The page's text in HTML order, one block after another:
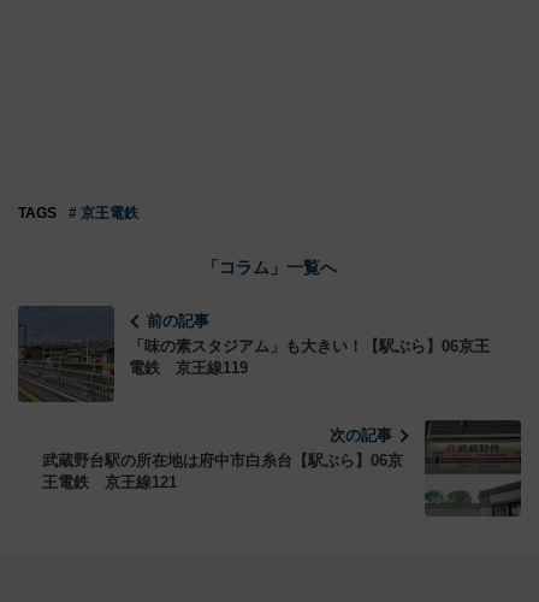
TAGS # 京王電鉄
「コラム」一覧へ
前の記事
「味の素スタジアム」も大きい！【駅ぶら】06京王
電鉄 京王線119
次の記事
武蔵野台駅の所在地は府中市白糸台【駅ぶら】06京
王電鉄 京王線121